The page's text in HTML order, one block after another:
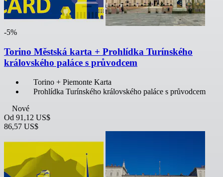
-5%
Torino Městská karta + Prohlídka Turínského
královského paláce s průvodcem
Torino + Piemonte Karta
Prohlídka Turínského královského paláce s průvodcem
Nové
Od 91,12 US$
86,57 US$